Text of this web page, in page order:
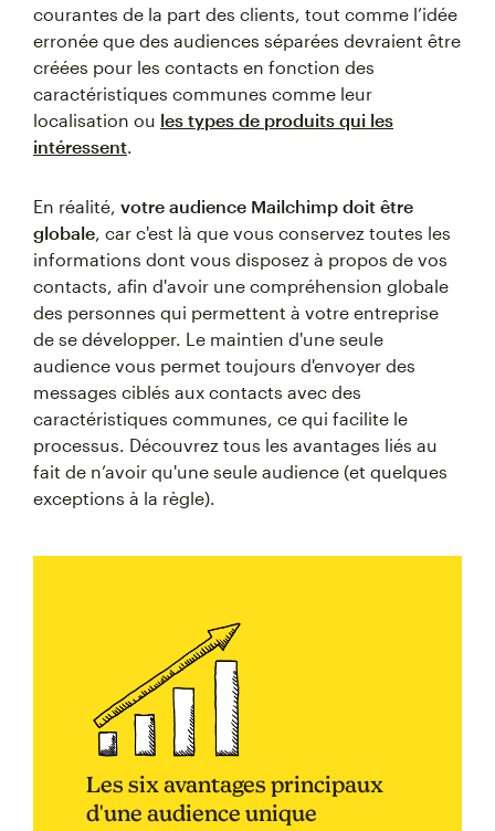
courantes de la part des clients, tout comme l’idée
erronée que des audiences séparées devraient être
créées pour les contacts en fonction des
caractéristiques communes comme leur
localisation ou les types de produits qui les
intéressent.
En réalité, votre audience Mailchimp doit être
globale, car c'est là que vous conservez toutes les
informations dont vous disposez à propos de vos
contacts, afin d'avoir une compréhension globale
des personnes qui permettent à votre entreprise
de se développer. Le maintien d'une seule
audience vous permet toujours d'envoyer des
messages ciblés aux contacts avec des
caractéristiques communes, ce qui facilite le
processus. Découvrez tous les avantages liés au
fait de n’avoir qu'une seule audience (et quelques
exceptions à la règle).
Les six avantages principaux
d'une audience unique